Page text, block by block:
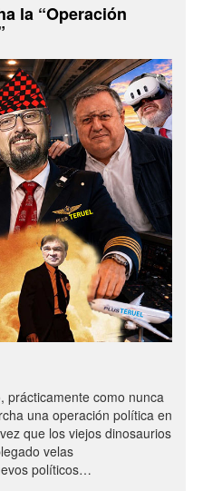
la “Operación
como nunca
una operación política en
que los viejos dinosaurios
velas
políticos…